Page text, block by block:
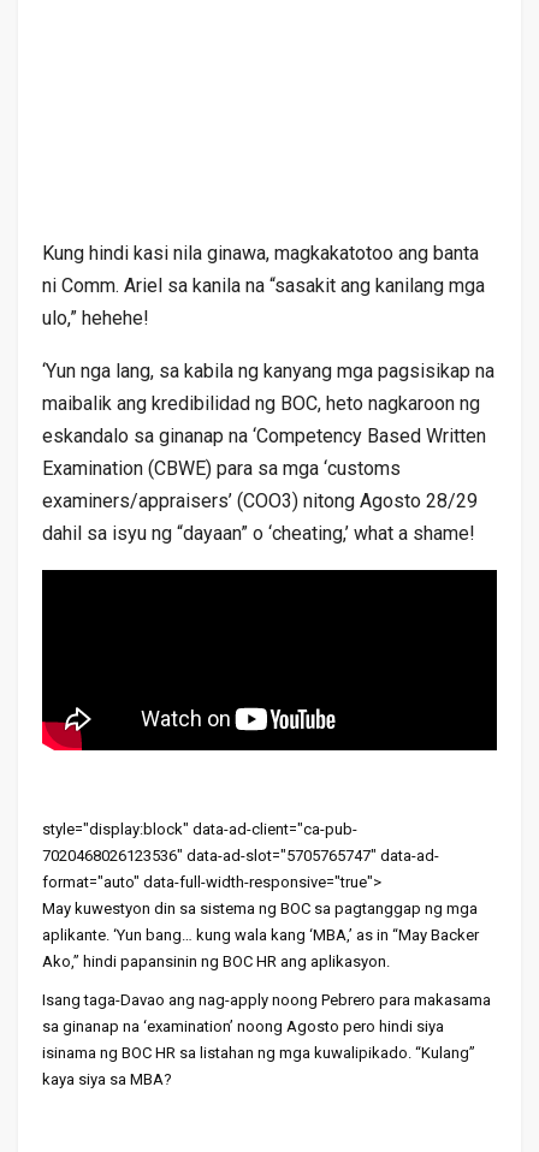
Kung hindi kasi nila ginawa, magkakatotoo ang banta
ni Comm. Ariel sa kanila na “sasakit ang kanilang mga
ulo,” hehehe!
‘Yun nga lang, sa kabila ng kanyang mga pagsisikap na
maibalik ang kredibilidad ng BOC, heto nagkaroon ng
eskandalo sa ginanap na ‘Competency Based Written
Examination (CBWE) para sa mga ‘customs
examiners/appraisers’ (COO3) nitong Agosto 28/29
dahil sa isyu ng “dayaan” o ‘cheating,’ what a shame!
style="display:block" data-ad-client="ca-pub-
7020468026123536" data-ad-slot="5705765747" data-ad-
format="auto" data-full-width-responsive="true">
May kuwestyon din sa sistema ng BOC sa pagtanggap ng mga
aplikante. ‘Yun bang… kung wala kang ‘MBA,’ as in “May Backer
Ako,” hindi papansinin ng BOC HR ang aplikasyon.
Isang taga-Davao ang nag-apply noong Pebrero para makasama
sa ginanap na ‘examination’ noong Agosto pero hindi siya
isinama ng BOC HR sa listahan ng mga kuwalipikado. “Kulang”
kaya siya sa MBA?